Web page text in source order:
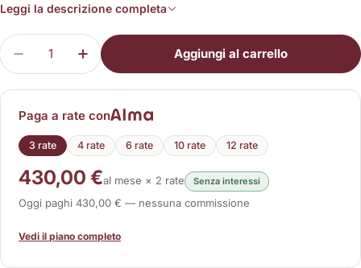
Leggi la descrizione completa
Quantità
Diminuisci la quantità per LipoZero G150
Aumenta la quantità per LipoZero G150
Aggiungi al carrello
Paga a rate con
3 rate 4 rate 6 rate 10 rate 12 rate
430,00 €al mese × 2 rate Senza interessi
Oggi paghi 430,00 € — nessuna commissione
Vedi il piano completo